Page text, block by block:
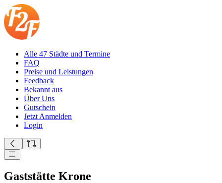
Alle 47 Städte und Termine
FAQ
Preise und Leistungen
Feedback
Bekannt aus
Über Uns
Gutschein
Jetzt Anmelden
Login
Gaststätte Krone